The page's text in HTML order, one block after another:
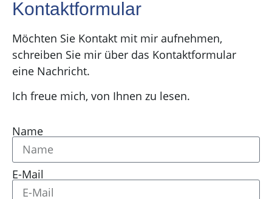
Kontaktformular
Möchten Sie Kontakt mit mir aufnehmen,
schreiben Sie mir über das Kontaktformular
eine Nachricht.
Ich freue mich, von Ihnen zu lesen.
Name
E-Mail